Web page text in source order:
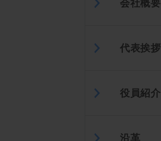
会社概要
代表挨拶
役員紹介
沿革